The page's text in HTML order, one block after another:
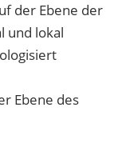
der Ebene der
und lokal
Ebene des